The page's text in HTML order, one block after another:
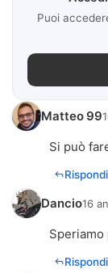
Puoi
Matteo 99
Si può
Rispondi
Dancio16
Rispondi